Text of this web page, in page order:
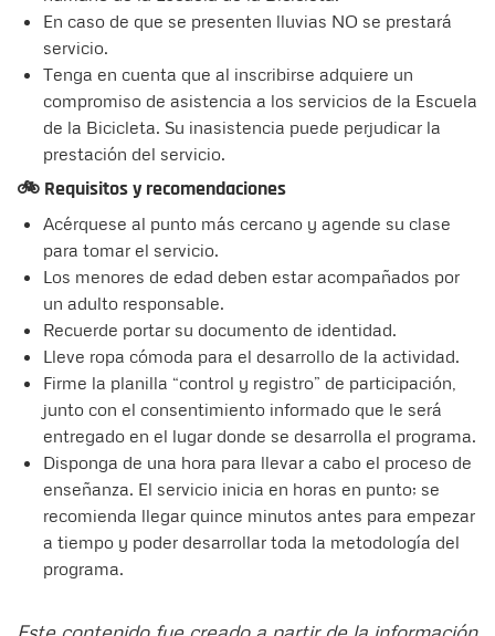
En caso de que se presenten lluvias NO se prestará
servicio.
Tenga en cuenta que al inscribirse adquiere un
compromiso de asistencia a los servicios de la Escuela
de la Bicicleta. Su inasistencia puede perjudicar la
prestación del servicio.
🚲 Requisitos y recomendaciones
Acérquese al punto más cercano y agende su clase
para tomar el servicio.
Los menores de edad deben estar acompañados por
un adulto responsable.
Recuerde portar su documento de identidad.
Lleve ropa cómoda para el desarrollo de la actividad.
Firme la planilla “control y registro” de participación,
junto con el consentimiento informado que le será
entregado en el lugar donde se desarrolla el programa.
Disponga de una hora para llevar a cabo el proceso de
enseñanza. El servicio inicia en horas en punto; se
recomienda llegar quince minutos antes para empezar
a tiempo y poder desarrollar toda la metodología del
programa.